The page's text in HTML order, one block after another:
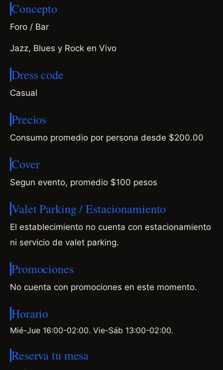
Concepto
Foro / Bar
Jazz, Blues y Rock en Vivo
Dress code
Casual
Precios
Consumo promedio por persona desde $200.00
Cover
Segun evento, promedio $100 pesos
Valet Parking / Estacionamiento
El establecimiento no cuenta con estacionamiento
ni servicio de valet parking.
Promociones
No cuenta con promociones en este momento.
Horario
Mié-Jue 16:00-02:00. Vie-Sáb 13:00-02:00.
Reserva tu mesa